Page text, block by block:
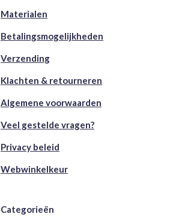
Materialen
Betalingsmogelijkheden
Verzending
Klachten & retourneren
Algemene voorwaarden
Veel gestelde vragen?
Privacy beleid
Webwinkelkeur
Categorieën